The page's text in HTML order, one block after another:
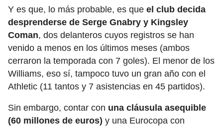
Y es que, lo más probable, es que el club decida
desprenderse de Serge Gnabry y Kingsley
Coman, dos delanteros cuyos registros se han
venido a menos en los últimos meses (ambos
cerraron la temporada con 7 goles). El menor de los
Williams, eso sí, tampoco tuvo un gran año con el
Athletic (11 tantos y 7 asistencias en 45 partidos).
Sin embargo, contar con una cláusula asequible
(60 millones de euros) y una Eurocopa con